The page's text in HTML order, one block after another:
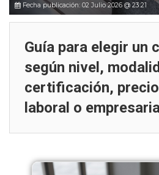
Fecha publicación: 02 Julio 2026 @ 23:21
Guía para elegir un
según nivel,
certificación,
laboral o